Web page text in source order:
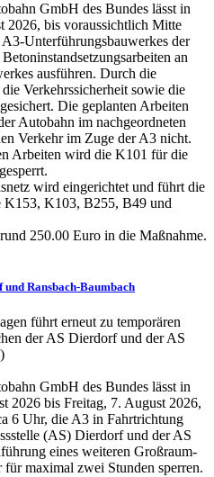
GmbH des Bundes lässt in
2026, bis voraussichtlich Mitte
Unterführungsbauwerkes der
an
ausführen. Durch die
Verkehrssicherheit sowie die
Die geplanten Arbeiten
Autobahn im nachgeordneten
Verkehr im Zuge der A3 nicht.
Arbeiten wird die K101 für die
wird eingerichtet und führt die
K153, K103, B255, B49 und
250.00 Euro in die Maßnahme.
Ransbach-Baumbach
führt erneut zu temporären
der AS Dierdorf und der AS
GmbH des Bundes lässt in
2026 bis Freitag, 7. August 2026,
6 Uhr, die A3 in Fahrtrichtung
(AS) Dierdorf und der AS
eines weiteren Großraum-
maximal zwei Stunden sperren.